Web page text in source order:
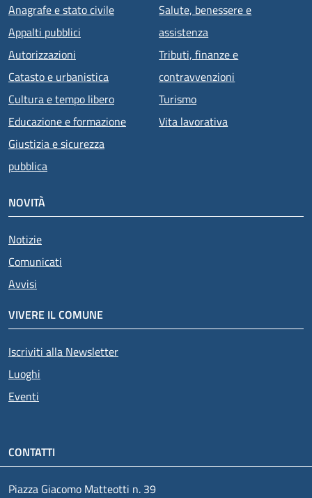
Anagrafe e stato civile
Appalti pubblici
Autorizzazioni
Catasto e urbanistica
Cultura e tempo libero
Educazione e formazione
Giustizia e sicurezza
pubblica
Salute, benessere e
assistenza
Tributi, finanze e
contravvenzioni
Turismo
Vita lavorativa
NOVITÀ
Notizie
Comunicati
Avvisi
VIVERE IL COMUNE
Iscriviti alla Newsletter
Luoghi
Eventi
CONTATTI
Piazza Giacomo Matteotti n. 39